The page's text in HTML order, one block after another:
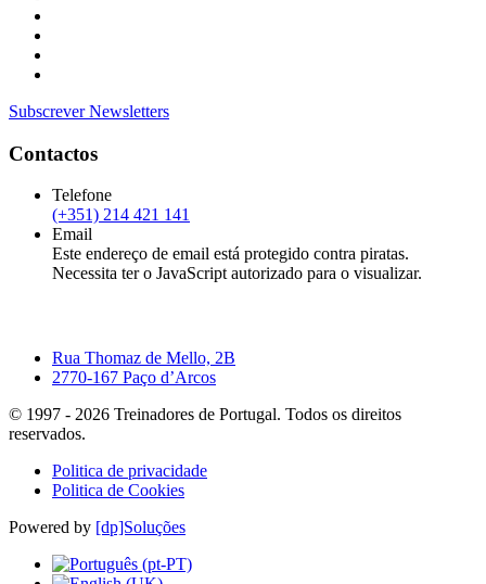
Subscrever Newsletters
Contactos
Telefone
(+351) 214 421 141
Email
Este endereço de email está protegido contra piratas.
Necessita ter o JavaScript autorizado para o visualizar.
Rua Thomaz de Mello, 2B
2770-167 Paço d’Arcos
© 1997 - 2026 Treinadores de Portugal. Todos os direitos
reservados.
Politica de privacidade
Politica de Cookies
Powered by [dp]Soluções